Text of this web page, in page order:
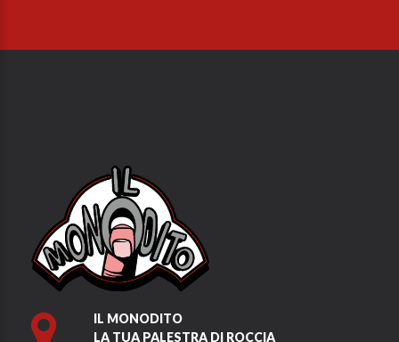
IL MONODITO
LA TUA PALESTRA DI ROCCIA